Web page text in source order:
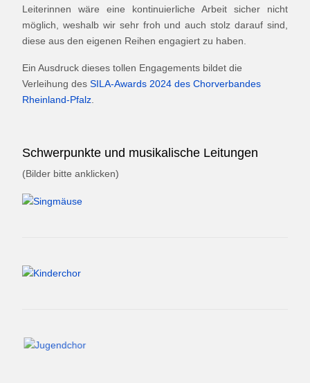
Leiterinnen wäre eine kontinuierliche Arbeit sicher nicht
möglich, weshalb wir sehr froh und auch stolz darauf sind,
diese aus den eigenen Reihen engagiert zu haben.
Ein Ausdruck dieses tollen Engagements bildet die
Verleihung des SILA-Awards 2024 des Chorverbandes
Rheinland-Pfalz.
Schwerpunkte und musikalische Leitungen
(Bilder bitte anklicken)